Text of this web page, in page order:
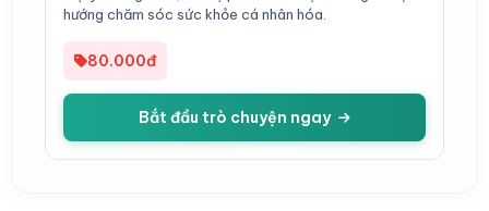
hướng chăm sóc sức khỏe cá nhân hóa.
80.000đ
Bắt đầu trò chuyện ngay